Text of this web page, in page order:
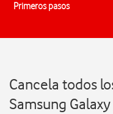
Primeros pasos
Cancela todos
Samsung